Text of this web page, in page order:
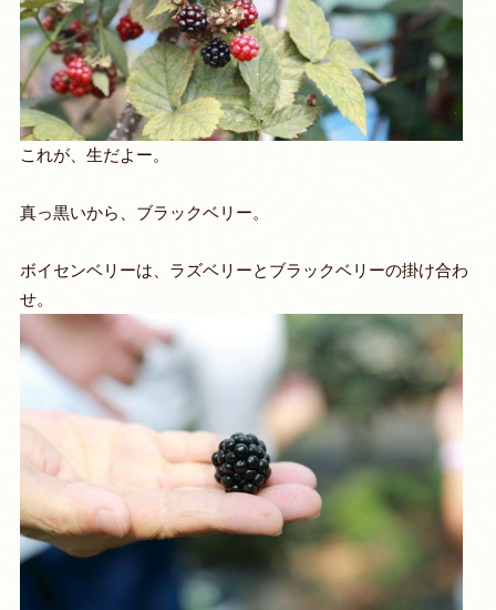
これが、生だよー。
真っ黒いから、ブラックベリー。
ボイセンベリーは、ラズベリーとブラックベリーの掛け合わ
せ。